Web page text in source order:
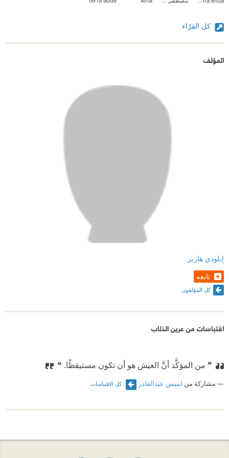
كل القرّاء
المؤلف
إيلودي هاربر
تابعه
كل المؤلفون
اقتباسات من عرين الذئاب
❞ من المؤكَّد أنَّ العيش هو أن تكون مستيقظًا. ❝
مشاركة من لميس عبدالقادر كل الاقتباسات